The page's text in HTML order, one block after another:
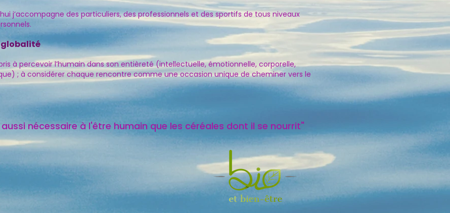
j’accompagne des particuliers, des professionnels et des sportifs de ​tous niveau​x
globalité
à percevoir l’humain dans son entièreté (intellectuelle, émotionnelle, corporelle,
; à considérer chaque rencontre comme une occasion unique de cheminer vers le
nécessaire à l'être humain que les céréales dont il se nourrit"